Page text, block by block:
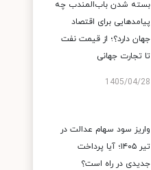
بسته شدن باب‌المندب چه
پیامدهایی برای اقتصاد
جهان دارد؟؛ از قیمت نفت
تا تجارت جهانی
1405/04/28
واریز سود سهام عدالت در
تیر ۱۴۰۵؛ آیا پرداخت
جدیدی در راه است؟